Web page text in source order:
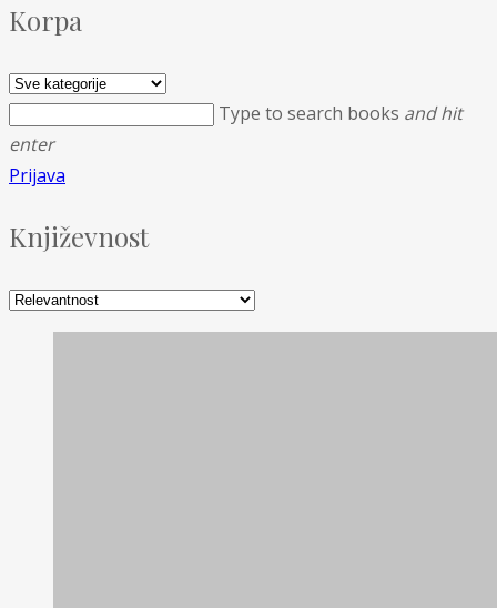
Korpa
Type to search books and hit
enter
Prijava
Književnost